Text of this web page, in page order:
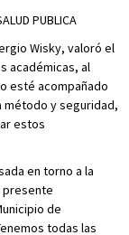
PUBLICA
Wisky, valoró el
académicas, al
esté acompañado
método y seguridad,
estos
en torno a la
presente
de
todas las